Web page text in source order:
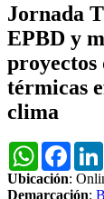
Jornada
EPBD y
proyectos
térmicas
clima
WhatsApp
Ubicación:
Demarcación: